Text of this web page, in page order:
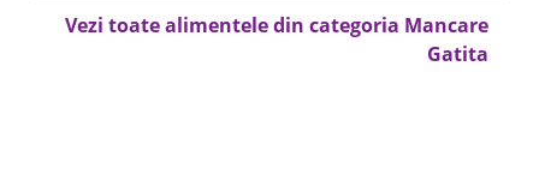
Vezi toate alimentele din categoria Mancare
Gatita